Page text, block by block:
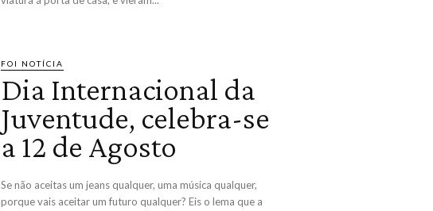
FOI NOTÍCIA
Dia Internacional da
Juventude, celebra-se
a 12 de Agosto
Se não aceitas um jeans qualquer, uma música qualquer,
porque vais aceitar um futuro qualquer? Eis o lema que a